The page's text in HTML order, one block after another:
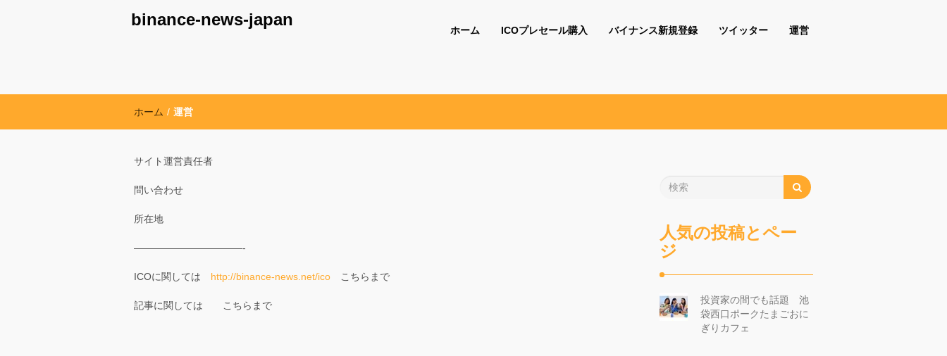
binance-news-japan
ホーム ICOプレセール購入 バイナンス新規登録 ツイッター 運営
ホーム / 運営
サイト運営責任者
問い合わせ
所在地
———————————-
ICOに関しては http://binance-news.net/ico こちらまで
記事に関しては こちらまで
人気の投稿とペー
ジ
投資家の間でも話題 池
袋西口ポークたまごおに
ぎりカフェ